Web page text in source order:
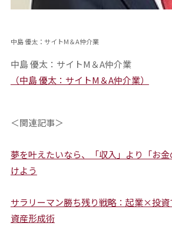
中島 優太：サイトM＆A仲介業
中島 優太：サイトM＆A仲介業
（中島 優太：サイトM＆A仲介業）
＜関連記事＞
夢を叶えたいなら、「収入」より「お
けよう
サラリーマン勝ち残り戦略：起業×投
資産形成術